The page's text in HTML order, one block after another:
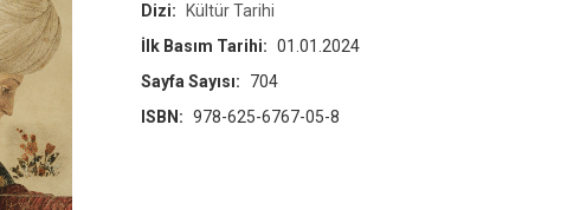
Dizi:
Kültür Tarihi
İlk Basım Tarihi: 01.01.2024
Sayfa Sayısı:
704
ISBN: 978-625-6767-05-8